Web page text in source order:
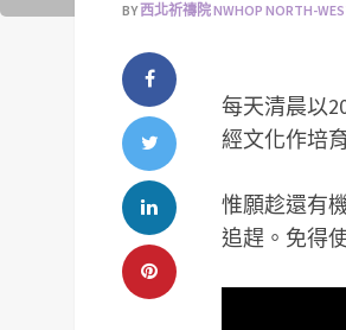
BY西北祈禱院 NWHOP NORTH-
每天清晨以
經文化作培
惟願趁還有
追趕。免得